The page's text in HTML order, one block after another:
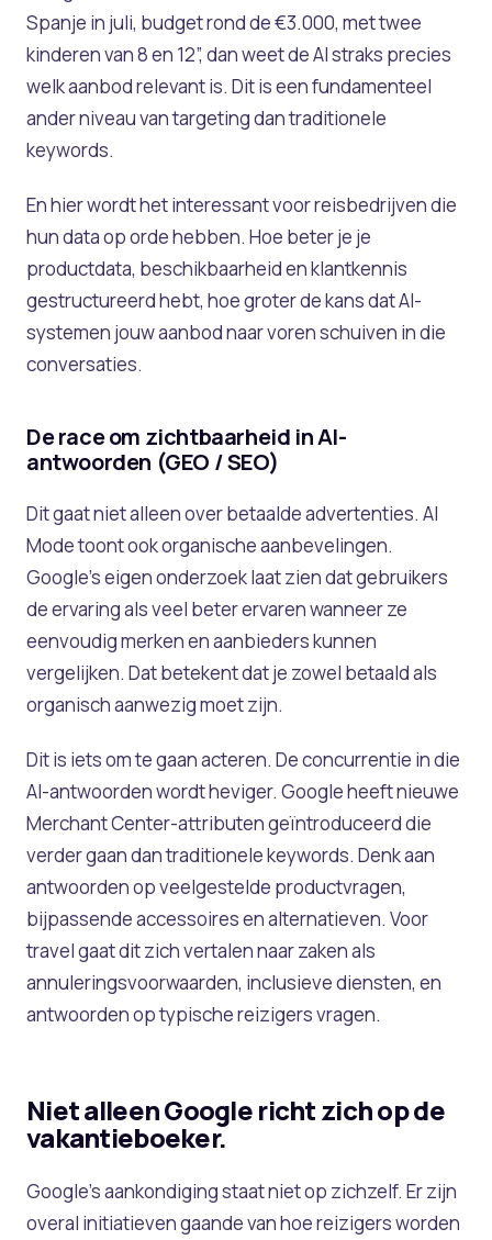
Spanje in juli, budget rond de €3.000, met twee
kinderen van 8 en 12”, dan weet de AI straks precies
welk aanbod relevant is. Dit is een fundamenteel
ander niveau van targeting dan traditionele
keywords.
En hier wordt het interessant voor reisbedrijven die
hun data op orde hebben. Hoe beter je je
productdata, beschikbaarheid en klantkennis
gestructureerd hebt, hoe groter de kans dat AI-
systemen jouw aanbod naar voren schuiven in die
conversaties.
De race om zichtbaarheid in AI-
antwoorden (GEO / SEO)
Dit gaat niet alleen over betaalde advertenties. AI
Mode toont ook organische aanbevelingen.
Google’s eigen onderzoek laat zien dat gebruikers
de ervaring als veel beter ervaren wanneer ze
eenvoudig merken en aanbieders kunnen
vergelijken. Dat betekent dat je zowel betaald als
organisch aanwezig moet zijn.
Dit is iets om te gaan acteren. De concurrentie in die
AI-antwoorden wordt heviger. Google heeft nieuwe
Merchant Center-attributen geïntroduceerd die
verder gaan dan traditionele keywords. Denk aan
antwoorden op veelgestelde productvragen,
bijpassende accessoires en alternatieven. Voor
travel gaat dit zich vertalen naar zaken als
annuleringsvoorwaarden, inclusieve diensten, en
antwoorden op typische reizigers vragen.
Niet alleen Google richt zich op de
vakantieboeker.
Google’s aankondiging staat niet op zichzelf. Er zijn
overal initiatieven gaande van hoe reizigers worden